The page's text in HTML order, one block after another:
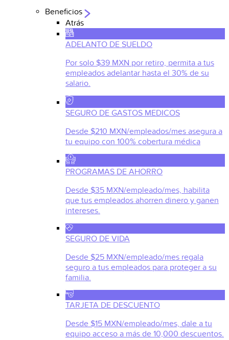
Beneficios
Atrás
ADELANTO DE SUELDO
Por solo $39 MXN por retiro, permita a tus
empleados adelantar hasta el 30% de su
salario.
SEGURO DE GASTOS MEDICOS
Desde $210 MXN/empleados/mes asegura a
tu equipo con 100% cobertura médica
PROGRAMAS DE AHORRO
Desde $35 MXN/empleado/mes, habilita
que tus empleados ahorren dinero y ganen
intereses.
SEGURO DE VIDA
Desde $25 MXN/empleado/mes regala
seguro a tus empleados para proteger a su
familia.
TARJETA DE DESCUENTO
Desde $15 MXN/empleado/mes, dale a tu
equipo acceso a más de 10,000 descuentos.